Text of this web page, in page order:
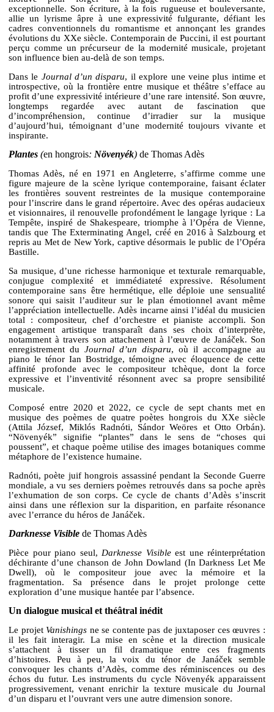
exceptionnelle. Son écriture, à la fois rugueuse et bouleversante,
allie un lyrisme âpre à une expressivité fulgurante, défiant les
cadres conventionnels du romantisme et annonçant les grandes
évolutions du XXe siècle. Contemporain de Puccini, il est pourtant
perçu comme un précurseur de la modernité musicale, projetant
son influence bien au-delà de son temps.
Dans le Journal d’un disparu, il explore une veine plus intime et
introspective, où la frontière entre musique et théâtre s’efface au
profit d’une expressivité intérieure d’une rare intensité. Son œuvre,
longtemps regardée avec autant de fascination que
d’incompréhension, continue d’irradier sur la musique
d’aujourd’hui, témoignant d’une modernité toujours vivante et
inspirante.
Plantes (en hongrois: Növenyék) de Thomas Adès
Thomas Adès, né en 1971 en Angleterre, s’affirme comme une
figure majeure de la scène lyrique contemporaine, faisant éclater
les frontières souvent restreintes de la musique contemporaine
pour l’inscrire dans le grand répertoire. Avec des opéras audacieux
et visionnaires, il renouvelle profondément le langage lyrique : La
Tempête, inspiré de Shakespeare, triomphe à l’Opéra de Vienne,
tandis que The Exterminating Angel, créé en 2016 à Salzbourg et
repris au Met de New York, captive désormais le public de l’Opéra
Bastille.
Sa musique, d’une richesse harmonique et texturale remarquable,
conjugue complexité et immédiateté expressive. Résolument
contemporaine sans être hermétique, elle déploie une sensualité
sonore qui saisit l’auditeur sur le plan émotionnel avant même
l’appréciation intellectuelle. Adès incarne ainsi l’idéal du musicien
total : compositeur, chef d’orchestre et pianiste accompli. Son
engagement artistique transparaît dans ses choix d’interprète,
notamment à travers son attachement à l’œuvre de Janáček. Son
enregistrement du Journal d’un disparu, où il accompagne au
piano le ténor Ian Bostridge, témoigne avec éloquence de cette
affinité profonde avec le compositeur tchèque, dont la force
expressive et l’inventivité résonnent avec sa propre sensibilité
musicale.
Composé entre 2020 et 2022, ce cycle de sept chants met en
musique des poèmes de quatre poètes hongrois du XXe siècle
(Attila József, Miklós Radnóti, Sándor Weöres et Otto Orbán).
“Növenyék” signifie “plantes” dans le sens de “choses qui
poussent”, et chaque poème utilise des images botaniques comme
métaphore de l’existence humaine.
Radnóti, poète juif hongrois assassiné pendant la Seconde Guerre
mondiale, a vu ses derniers poèmes retrouvés dans sa poche après
l’exhumation de son corps. Ce cycle de chants d’Adès s’inscrit
ainsi dans une réflexion sur la disparition, en parfaite résonance
avec l’errance du héros de Janáček.
Darknesse Visible de Thomas Adès
Pièce pour piano seul, Darknesse Visibleest une réinterprétation
déchirante d’une chanson de John Dowland (In Darkness Let Me
Dwell), où le compositeur joue avec la mémoire et la
fragmentation. Sa présence dans le projet prolonge cette
exploration d’une musique hantée par l’absence.
Un dialogue musical et théâtral inédit
Le projet Vanishings ne se contente pas de juxtaposer ces œuvres :
il les fait interagir. La mise en scène et la direction musicale
s’attachent à tisser un fil dramatique entre ces fragments
d’histoires. Peu à peu, la voix du ténor de Janáček semble
convoquer les chants d’Adès, comme des réminiscences ou des
échos du futur. Les instruments du cycle Növenyék apparaissent
progressivement, venant enrichir la texture musicale du Journal
d’un disparu et l’ouvrant vers une autre dimension sonore.